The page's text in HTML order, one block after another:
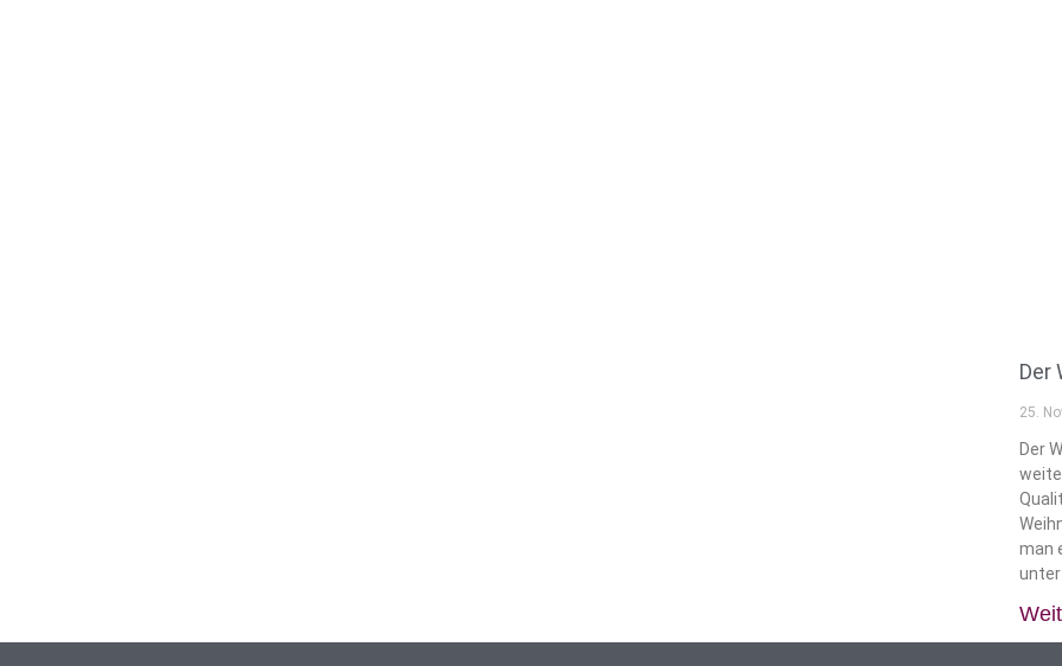
Der
25.
Der
man
unter